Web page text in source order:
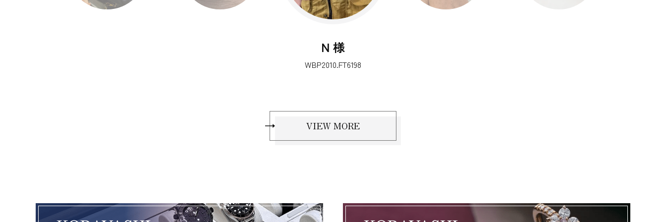
I 様
タグホイヤー アクアレーサー
VIEW MORE